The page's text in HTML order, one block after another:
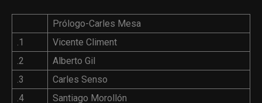
Prólogo-Carles Mesa
.1
Vicente Climent
.2
Alberto Gil
.3
Carles Senso
.4
Santiago Morollón